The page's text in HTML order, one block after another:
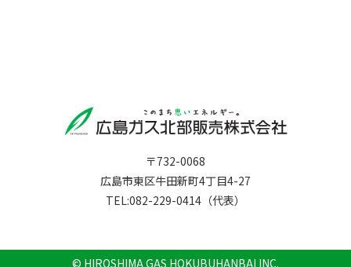
〒732-0068
広島市東区牛田新町4丁目4-27
TEL:082-229-0414（代表）
© HIROSHIMA GAS HOKUBUHANBAI INC.